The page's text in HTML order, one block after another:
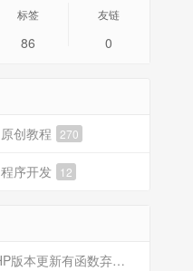
标签
86
友链
0
原创教程 270
程序开发 12
已经处理，因为是PHP版本更新有函数弃用导致。现已经修复